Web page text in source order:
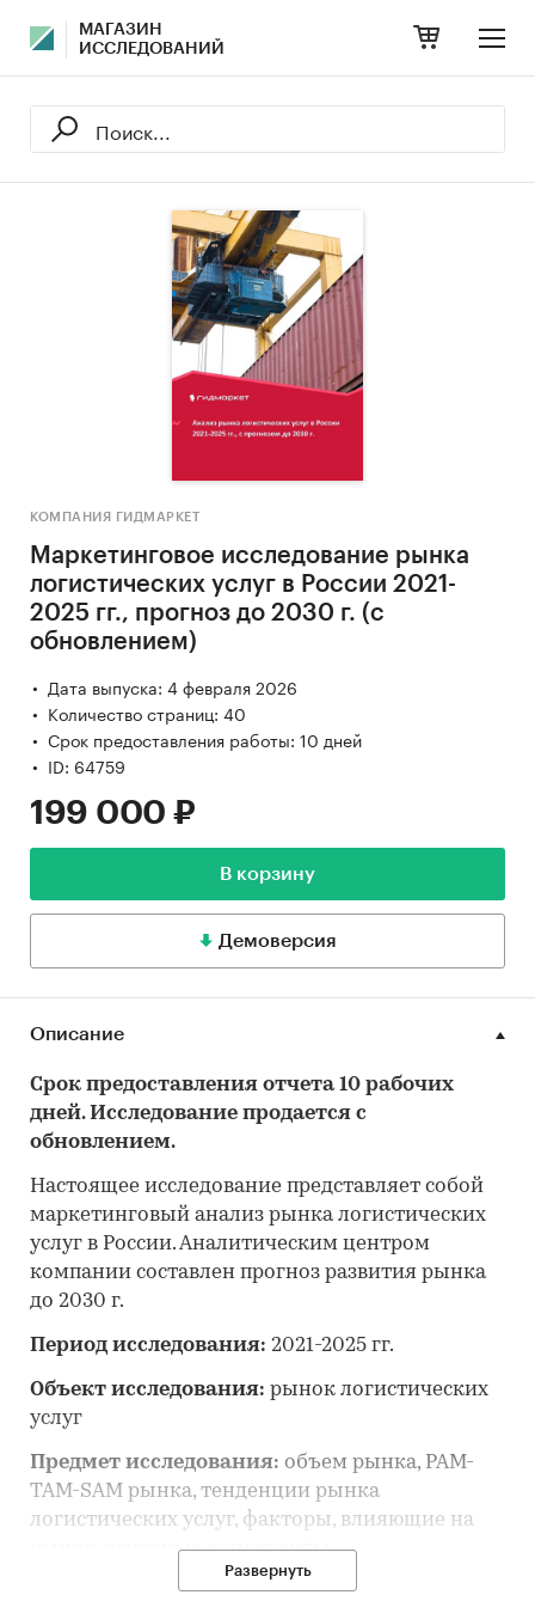
МАГАЗИН
ИССЛЕДОВАНИЙ
КОМПАНИЯ ГИДМАРКЕТ
Маркетинговое исследование рынка
логистических услуг в России 2021-
2025 гг., прогноз до 2030 г. (с
обновлением)
Дата выпуска: 4 февраля 2026
Количество страниц: 40
Срок предоставления работы: 10 дней
ID: 64759
199 000 ₽
В корзину
Демоверсия
Описание
Срок предоставления отчета 10 рабочих
дней. Исследование продается с
обновлением.
Настоящее исследование представляет собой
маркетинговый анализ рынка логистических
услуг в России. Аналитическим центром
компании составлен прогноз развития рынка
до 2030 г.
Период исследования: 2021-2025 гг.
Объект исследования: рынок логистических
услуг
Предмет исследования: объем рынка, PAM-
TAM-SAM рынка, тенденции рынка
логистических услуг, факторы, влияющие на
рынок, основные конкуренты,
потребительские цены, отраслевые
Развернуть